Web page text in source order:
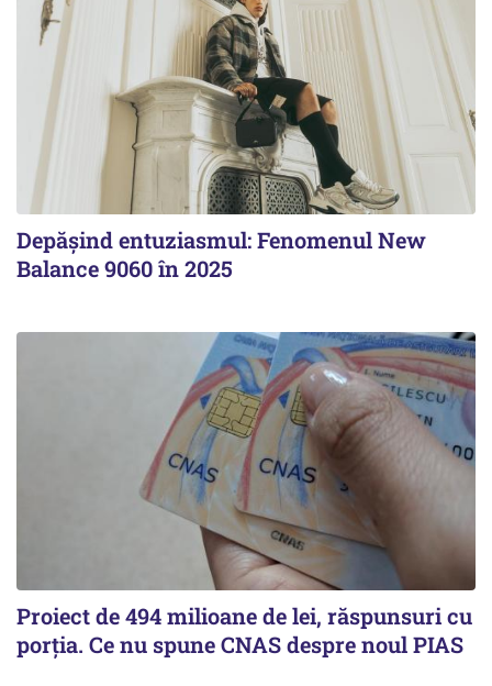
Depășind entuziasmul: Fenomenul New
Balance 9060 în 2025
Proiect de 494 milioane de lei, răspunsuri cu
porția. Ce nu spune CNAS despre noul PIAS